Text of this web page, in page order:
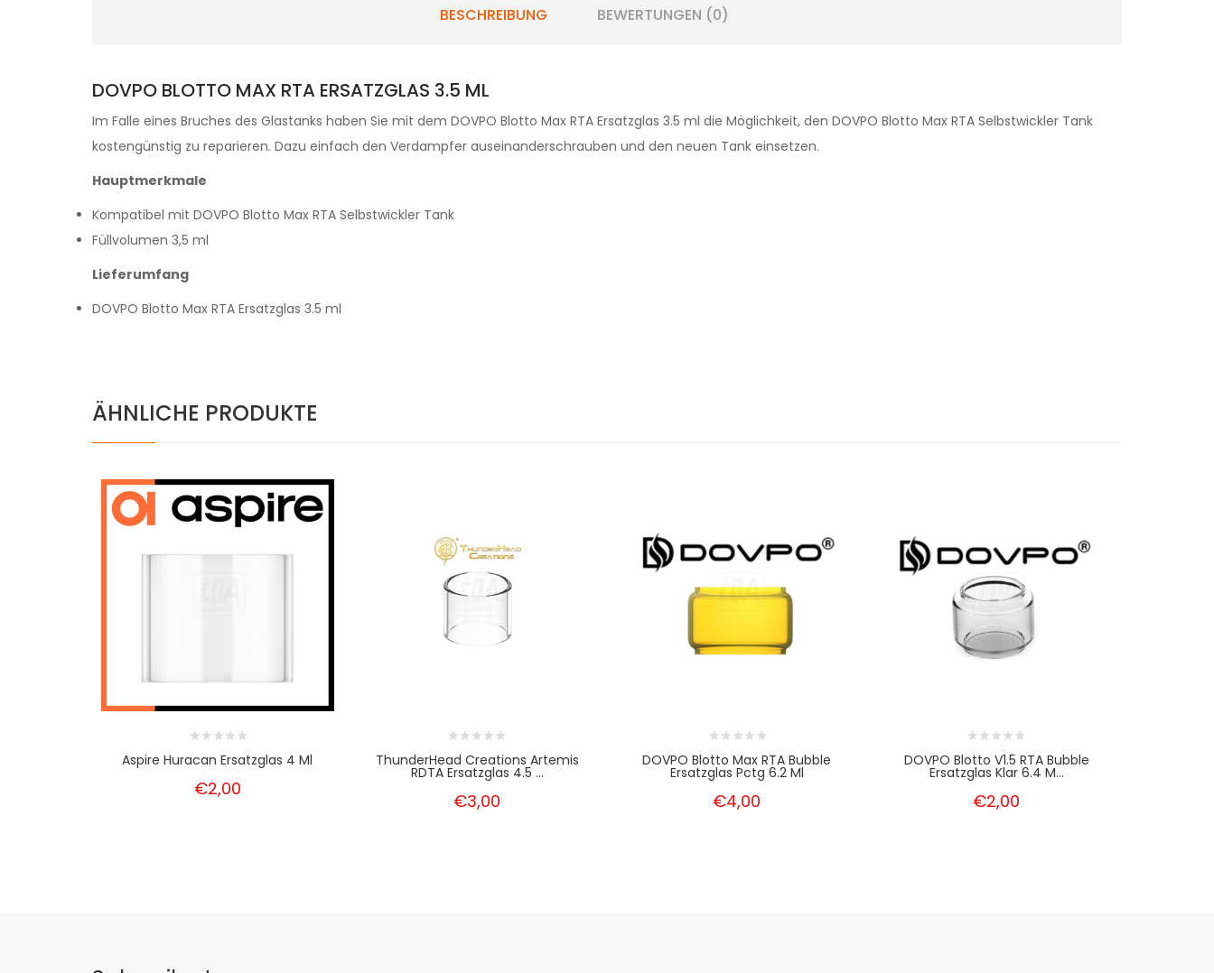
BESCHREIBUNG BEWERTUNGEN (0)
DOVPO BLOTTO MAX RTA ERSATZGLAS 3.5 ML
Im Falle eines Bruches des Glastanks haben Sie mit dem DOVPO Blotto Max RTA Ersatzglas 3.5 ml die Möglichkeit, den DOVPO Blotto Max RTA Selbstwickler Tank
kostengünstig zu reparieren. Dazu einfach den Verdampfer auseinanderschrauben und den neuen Tank einsetzen.
Hauptmerkmale
Kompatibel mit DOVPO Blotto Max RTA Selbstwickler Tank
Füllvolumen 3,5 ml
Lieferumfang
DOVPO Blotto Max RTA Ersatzglas 3.5 ml
ÄHNLICHE PRODUKTE
Aspire Huracan Ersatzglas 4 Ml
€2,00
ThunderHead Creations Artemis
RDTA Ersatzglas 4.5 ...
€3,00
DOVPO Blotto Max RTA Bubble
Ersatzglas Pctg 6.2 Ml
€4,00
DOVPO Blotto V1.5 RTA Bubble
Ersatzglas Klar 6.4 M...
€2,00